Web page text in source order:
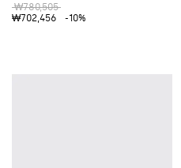
₩780,505
₩702,456
-10%